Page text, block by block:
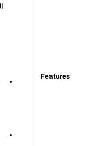
Features